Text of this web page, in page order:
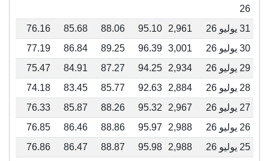
26
31 يوليو 26 2,961
95.10
88.06
85.68
76.16
30 يوليو 26
3,001
96.39
89.25
86.84
77.19
29 يوليو 26
2,934
94.25
87.27
84.91
75.47
28 يوليو 26
2,884
92.63
85.77
83.45
74.18
27 يوليو 26
2,967
95.32
88.26
85.87
76.33
26 يوليو 26
2,988
95.97
88.86
86.46
76.85
25 يوليو 26
2,988
95.98
88.87
86.47
76.86